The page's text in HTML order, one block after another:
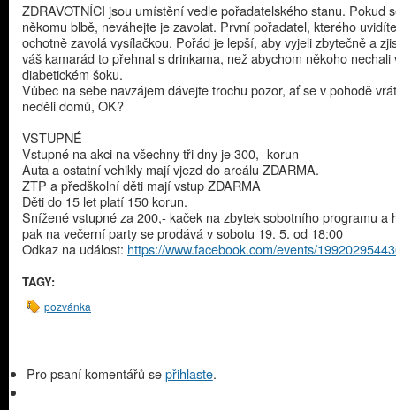
ZDRAVOTNÍCI jsou umístění vedle pořadatelského stanu. Pokud
někomu blbě, neváhejte je zavolat. První pořadatel, kterého
ochotně zavolá vysílačkou. Pořád je lepší, aby vyjeli zbytečně a
váš kamarád to přehnal s drinkama, než abychom někoho nechali
diabetickém šoku.
Vůbec na sebe navzájem dávejte trochu pozor, ať se v pohodě
neděli domů, OK?
VSTUPNÉ
Vstupné na akci na všechny tři dny je 300,- korun
Auta a ostatní vehikly mají vjezd do areálu ZDARMA.
ZTP a předškolní děti mají vstup ZDARMA
Děti do 15 let platí 150 korun.
Snížené vstupné za 200,- kaček na zbytek sobotního programu a
pak na večerní party se prodává v sobotu 19. 5. od 18:00
Odkaz na událost: https://www.facebook.com/events/
TAGY:
pozvánka
Pro psaní komentářů sepřihlaste.